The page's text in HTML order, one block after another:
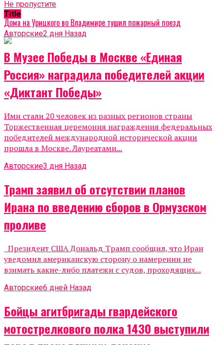
Не пропустите
Дома на Урицкого во Владимире тушил пожарный поезд
Title
Авторские2 дня Назад
В Музее Победы в Москве «Единая
Россия» наградила победителей акции
«Диктант Победы»
Ими стали 20 человек из разных регионов страны
Торжественная церемония награждения федеральных
победителей международной исторической акции
прошла в Москве. Лауреатами...
Авторские3 дня Назад
Трамп заявил об отсутствии планов
Ирана по введению сборов в Ормузском
проливе
Президент США Дональд Трамп сообщил, что Иран
уведомил американскую сторону о намерении не
взимать какие-либо платежи с судов, проходящих...
Авторские6 дней Назад
Бойцы агитбригады гвардейского
мотострелкового полка 1430 выступили